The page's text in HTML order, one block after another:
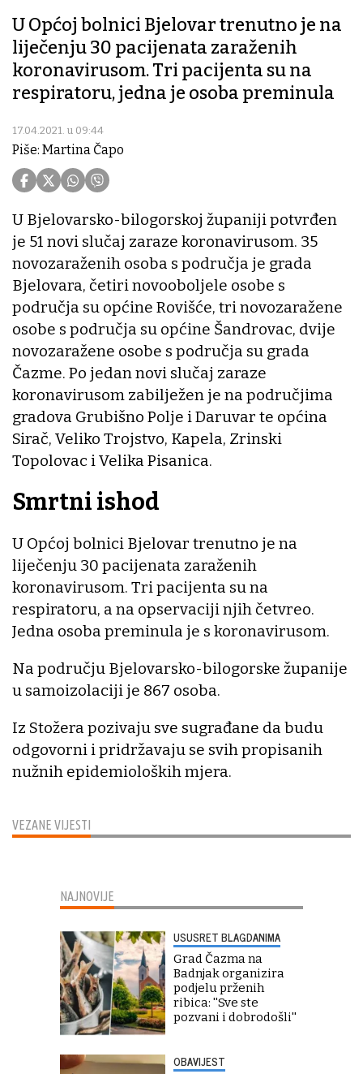
U Općoj bolnici Bjelovar trenutno je na
liječenju 30 pacijenata zaraženih
koronavirusom. Tri pacijenta su na
respiratoru, jedna je osoba preminula
17.04.2021. u 09:44
Piše: Martina Čapo
VEZANE VIJESTI
U Bjelovarsko-bilogorskoj županiji potvrđen
je 51 novi slučaj zaraze koronavirusom. 35
novozaraženih osoba s područja je grada
Bjelovara, četiri novooboljele osobe s
područja su općine Rovišće, tri novozaražene
osobe s područja su općine Šandrovac, dvije
novozaražene osobe s područja su grada
Čazme. Po jedan novi slučaj zaraze
koronavirusom zabilježen je na područjima
gradova Grubišno Polje i Daruvar te općina
Sirač, Veliko Trojstvo, Kapela, Zrinski
Topolovac i Velika Pisanica.
Smrtni ishod
U Općoj bolnici Bjelovar trenutno je na
liječenju 30 pacijenata zaraženih
koronavirusom. Tri pacijenta su na
respiratoru, a na opservaciji njih četvreo.
Jedna osoba preminula je s koronavirusom.
Na području Bjelovarsko-bilogorske županije
u samoizolaciji je 867 osoba.
Iz Stožera pozivaju sve sugrađane da budu
odgovorni i pridržavaju se svih propisanih
nužnih epidemioloških mjera.
NAJNOVIJE
USUSRET BLAGDANIMA
Grad Čazma na
Badnjak organizira
podjelu prženih
ribica: ''Sve ste
pozvani i dobrodošli''
OBAVIJEST